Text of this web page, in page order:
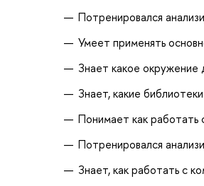
Потренировался
Умеет применять
Знает какое окружение
Знает, какие
Понимает как работать
Потренировался
Знает, как работать с